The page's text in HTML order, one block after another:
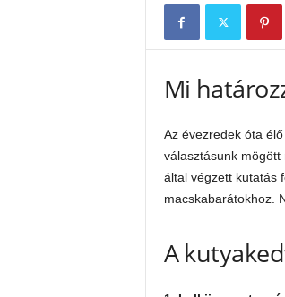
Mi
Az évezredek óta
választásunk
által végzett kutatás
macskabarátokhoz.
A